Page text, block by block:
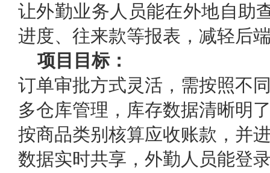
让外勤业务人员能在外地自助
进度、往来款等报表，减轻后
项目目标：
订单审批方式灵活，需按照不
多仓库管理，库存数据清晰明
按商品类别核算应收账款，并
数据实时共享，外勤人员能登